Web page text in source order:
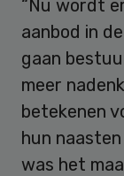
“Nu wordt
aanbod in
gaan
meer
betekenen
hun
was het